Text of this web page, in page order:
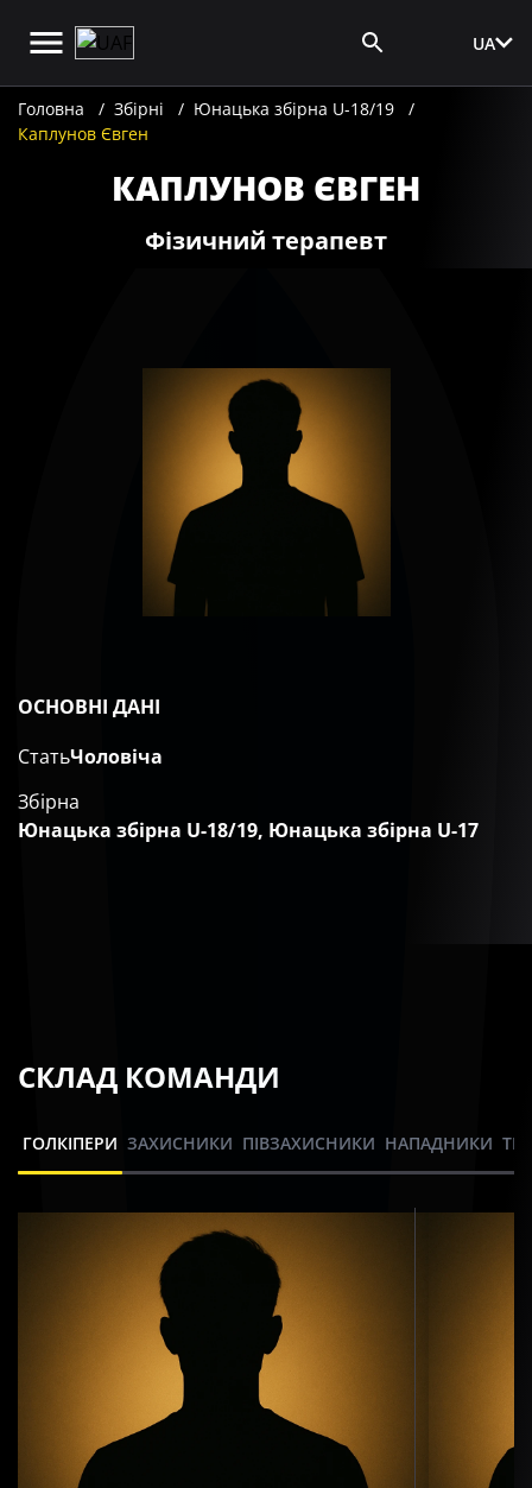
UA
Головна Збірні
Юнацька збірна U-18/19
Каплунов Євген
КАПЛУНОВ ЄВГЕН
Фізичний терапевт
ОСНОВНІ ДАНІ
СтатьЧоловіча
Збірна
Юнацька збірна U-18/19, Юнацька збірна U-17
СКЛАД КОМАНДИ
ГОЛКІПЕРИ ЗАХИСНИКИ ПІВЗАХИСНИКИ НАПАДНИКИ